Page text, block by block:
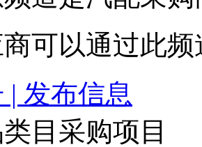
可以通过此
| 发布信息
目采购项目